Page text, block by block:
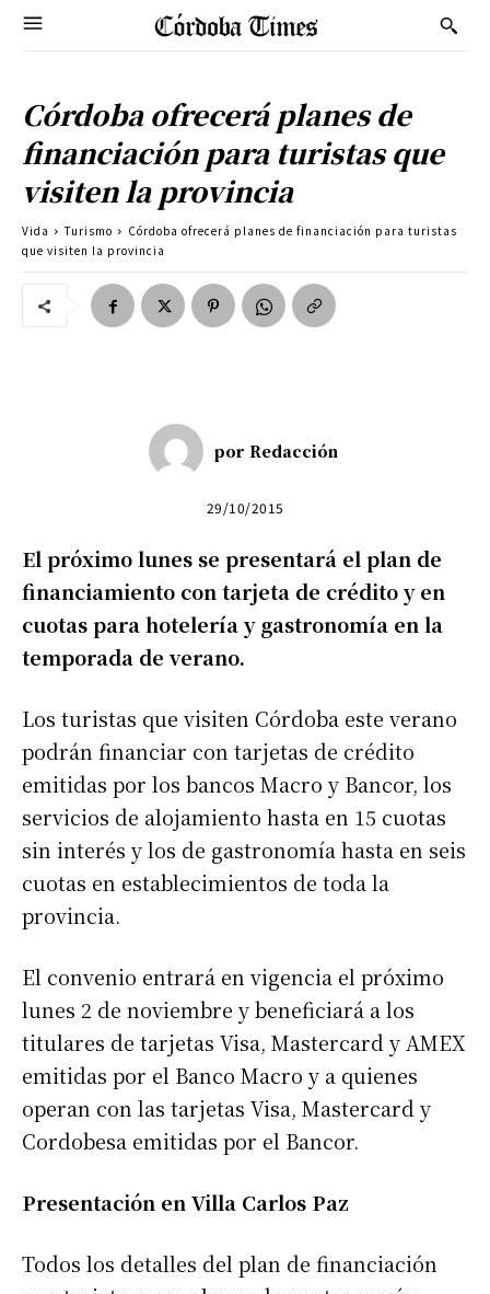
Córdoba ofrecerá planes de
financiación para turistas que
visiten la provincia
Vida Turismo
Córdoba ofrecerá planes de financiación para turistas
que visiten la provincia
por Redacción
29/10/2015
El próximo lunes se presentará el plan de
financiamiento con tarjeta de crédito y en
cuotas para hotelería y gastronomía en la
temporada de verano.
Los turistas que visiten Córdoba este verano
podrán financiar con tarjetas de crédito
emitidas por los bancos Macro y Bancor, los
servicios de alojamiento hasta en 15 cuotas
sin interés y los de gastronomía hasta en seis
cuotas en establecimientos de toda la
provincia.
El convenio entrará en vigencia el próximo
lunes 2 de noviembre y beneficiará a los
titulares de tarjetas Visa, Mastercard y AMEX
emitidas por el Banco Macro y a quienes
operan con las tarjetas Visa, Mastercard y
Cordobesa emitidas por el Bancor.
Presentación en Villa Carlos Paz
Todos los detalles del plan de financiación